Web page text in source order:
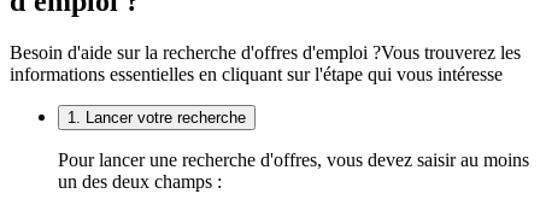
Besoin d'aide sur la recherche d'offres d'emploi ?Vous trouverez les
informations essentielles en cliquant sur l'étape qui vous intéresse
1. Lancer votre recherche
Pour lancer une recherche d'offres, vous devez saisir au moins
un des deux champs :